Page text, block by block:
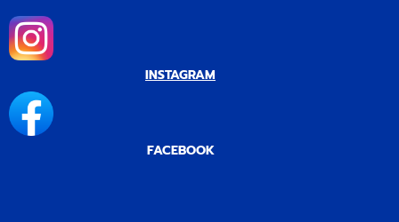
INSTAGRAM
FACEBOOK